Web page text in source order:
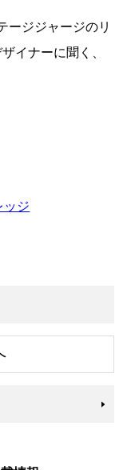
ジジャージのリ
イナーに聞く、
ッジ